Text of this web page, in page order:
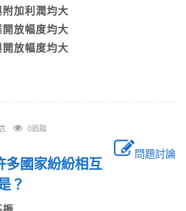
附加利潤均大
放幅度均大
開放幅度均大
0追蹤
問題討論
多國家紛紛相互
？